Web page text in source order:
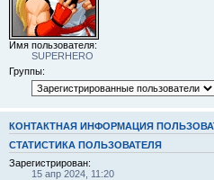
Имя пользователя:
SUPERHERO
Группы:
КОНТАКТНАЯ ИНФОРМАЦИЯ
СТАТИСТИКА ПОЛЬЗОВАТЕЛЯ
Зарегистрирован:
15 апр 2024, 11:20